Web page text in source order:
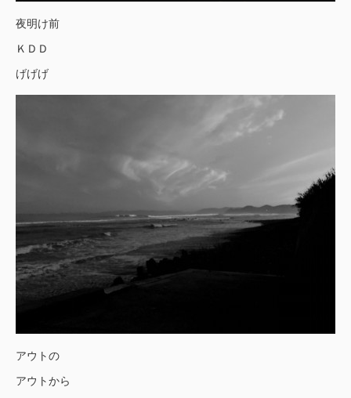
夜明け前
ＫＤＤ
げげげ
アウトの
アウトから